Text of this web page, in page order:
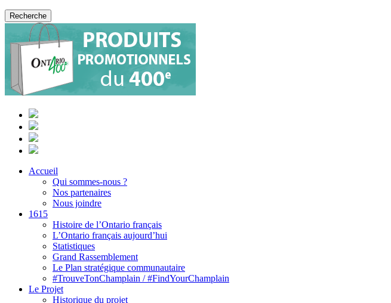
Accueil
Qui sommes-nous ?
Nos partenaires
Nous joindre
1615
Histoire de l’Ontario français
L’Ontario français aujourd’hui
Statistiques
Grand Rassemblement
Le Plan stratégique communautaire
#TrouveTonChamplain / #FindYourChamplain
Le Projet
Historique du projet